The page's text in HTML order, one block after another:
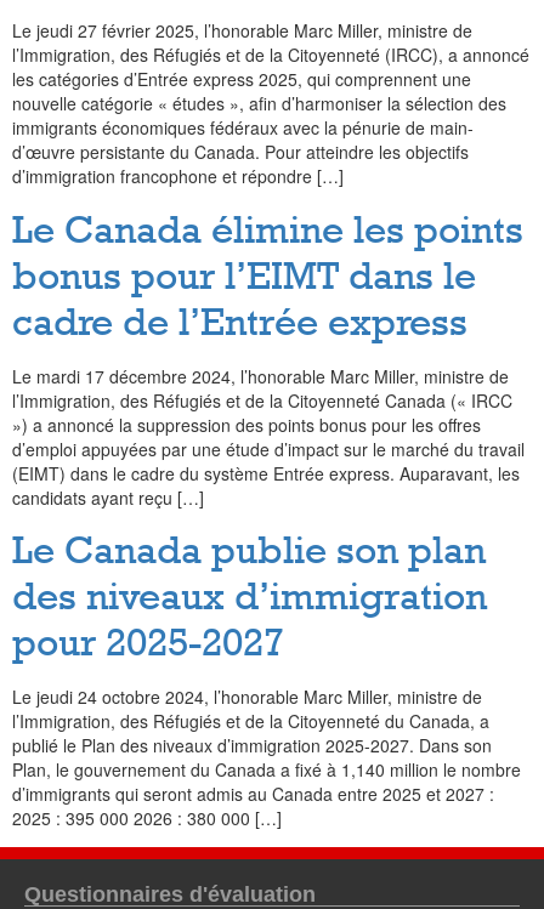
Le jeudi 27 février 2025, l’honorable Marc Miller, ministre de
l’Immigration, des Réfugiés et de la Citoyenneté (IRCC), a annoncé
les catégories d’Entrée express 2025, qui comprennent une
nouvelle catégorie « études », afin d’harmoniser la sélection des
immigrants économiques fédéraux avec la pénurie de main-
d’œuvre persistante du Canada. Pour atteindre les objectifs
d’immigration francophone et répondre […]
Le Canada élimine les points
bonus pour l’EIMT dans le
cadre de l’Entrée express
Le mardi 17 décembre 2024, l’honorable Marc Miller, ministre de
l’Immigration, des Réfugiés et de la Citoyenneté Canada (« IRCC
») a annoncé la suppression des points bonus pour les offres
d’emploi appuyées par une étude d’impact sur le marché du travail
(EIMT) dans le cadre du système Entrée express. Auparavant, les
candidats ayant reçu […]
Le Canada publie son plan
des niveaux d’immigration
pour 2025-2027
Le jeudi 24 octobre 2024, l’honorable Marc Miller, ministre de
l’Immigration, des Réfugiés et de la Citoyenneté du Canada, a
publié le Plan des niveaux d’immigration 2025-2027. Dans son
Plan, le gouvernement du Canada a fixé à 1,140 million le nombre
d’immigrants qui seront admis au Canada entre 2025 et 2027 :
2025 : 395 000 2026 : 380 000 […]
Questionnaires d'évaluation